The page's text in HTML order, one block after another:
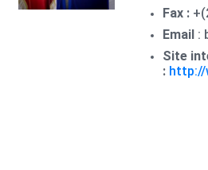
Fax :
Email :
Site
: http://